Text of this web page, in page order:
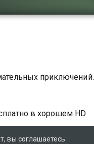
приключений.
в хорошем HD
вы соглашаетесь